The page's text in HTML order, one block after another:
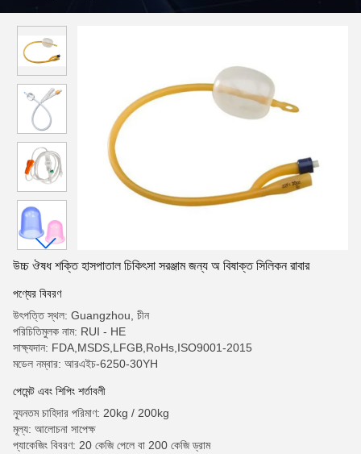
উচ্চ ঔষধ শক্তি হাসপাতাল চিকিৎসা সরঞ্জাম জন্য অ বিষাক্ত সিলিকন রাবার
পণ্যের বিবরণ
উৎপত্তি স্থল: Guangzhou, চীন
পরিচিতিমুলক নাম: RUI - HE
সাক্ষ্যদান: FDA,MSDS,LFGB,RoHs,ISO9001-2015
মডেল নম্বার: আরএইচ-6250-30YH
পেমেন্ট এবং শিপিং শর্তাবলী
ন্যূনতম চাহিদার পরিমাণ: 20kg / 200kg
মূল্য: আলোচনা সাপেক্ষ
প্যাকেজিং বিবরণ: 20 কেজি পেলে বা 200 কেজি ড্রাম